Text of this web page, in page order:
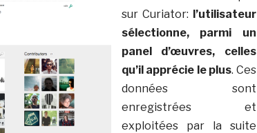
sur Curiator: l’utilisateur
sélectionne, parmi un
panel d’œuvres, celles
qu’il apprécie le plus. Ces
données sont
enregistrées et
exploitées par la suite